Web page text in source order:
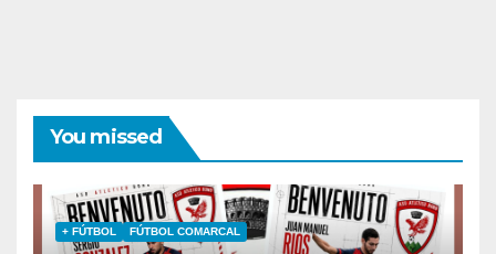
You missed
+ FÚTBOL FÚTBOL COMARCAL